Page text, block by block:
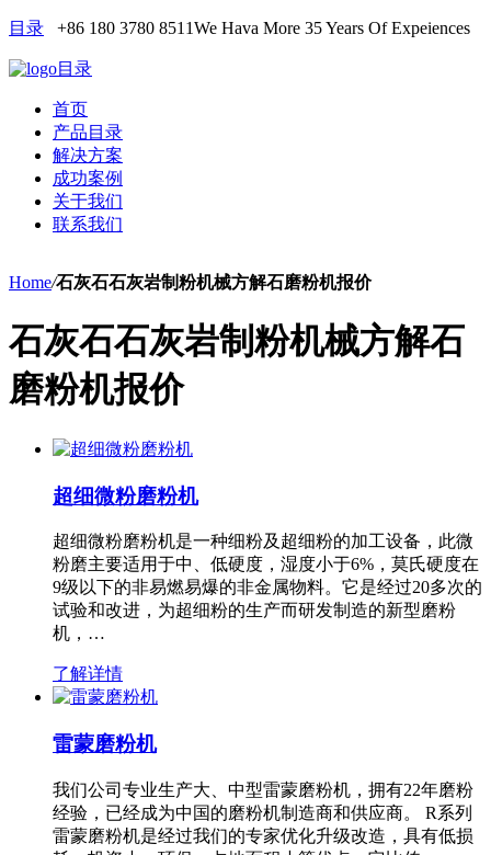
目录 +86 180 3780 8511We Hava More 35 Years Of Expeiences
目录
首页
产品目录
解决方案
成功案例
关于我们
联系我们
Home/石灰石石灰岩制粉机械方解石磨粉机报价
石灰石石灰岩制粉机械方解石
磨粉机报价
超细微粉磨粉机
超细微粉磨粉机是一种细粉及超细粉的加工设备，此微
粉磨主要适用于中、低硬度，湿度小于6%，莫氏硬度在
9级以下的非易燃易爆的非金属物料。它是经过20多次的
试验和改进，为超细粉的生产而研发制造的新型磨粉
机，…
了解详情
雷蒙磨粉机
我们公司专业生产大、中型雷蒙磨粉机，拥有22年磨粉
经验，已经成为中国的磨粉机制造商和供应商。 R系列
雷蒙磨粉机是经过我们的专家优化升级改造，具有低损